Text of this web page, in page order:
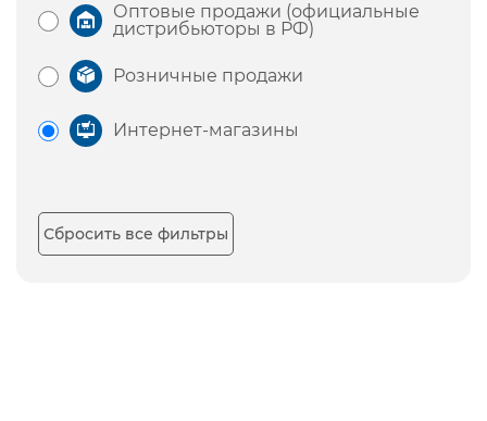
Оптовые продажи (официальные
дистрибьюторы в РФ)
Розничные продажи
Интернет-магазины
Сбросить все фильтры